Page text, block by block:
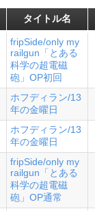
タイトル名
fripSide/only my
railgun「とある
科学の超電磁
砲」OP初回
ホフディラン/13
年の金曜日
ホフディラン/13
年の金曜日
fripSide/only my
railgun「とある
科学の超電磁
砲」OP通常